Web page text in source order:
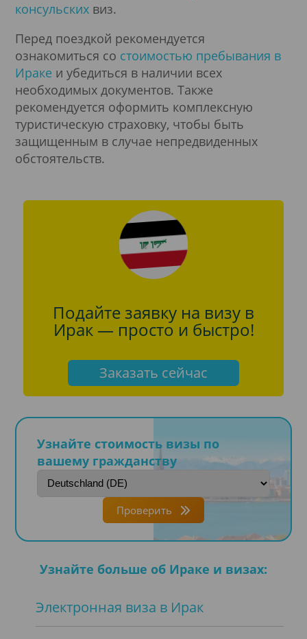
консульских виз.
Перед поездкой рекомендуется
ознакомиться со стоимостью пребывания в
Ираке и убедиться в наличии всех
необходимых документов. Также
рекомендуется оформить комплексную
туристическую страховку, чтобы быть
защищенным в случае непредвиденных
обстоятельств.
Подайте заявку на визу в
Ирак — просто и быстро!
Заказать сейчас
Узнайте стоимость визы по
вашему гражданству
Проверить
Узнайте больше об Ираке и визах:
Электронная виза в Ирак